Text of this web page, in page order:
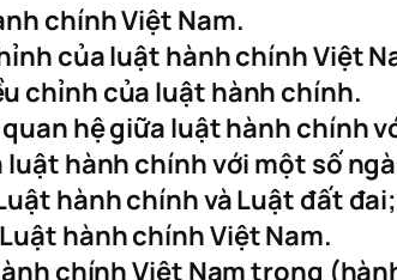
chính Việt Nam.
của luật hành chính Việt
chỉnh của luật hành chính.
hệ giữa luật hành chính
luật hành chính với một số
hành chính và Luật đất
hành chính Việt Nam.
chính Việt Nam trong